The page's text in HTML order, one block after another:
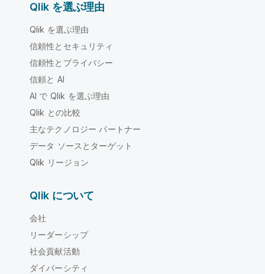
Qlik を選ぶ理由
Qlik を選ぶ理由
信頼性とセキュリティ
信頼性とプライバシー
信頼と AI
AI で Qlik を選ぶ理由
Qlik との比較
主なテクノロジー パートナー
データ ソースとターゲット
Qlik リージョン
Qlik について
会社
リーダーシップ
社会貢献活動
ダイバーシティ